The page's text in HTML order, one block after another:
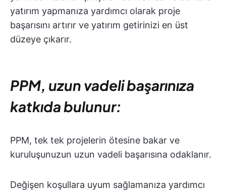
yatırım yapmanıza yardımcı olarak proje
başarısını artırır ve yatırım getirinizi en üst
düzeye çıkarır.
PPM, uzun vadeli başarınıza
katkıda bulunur:
PPM, tek tek projelerin ötesine bakar ve
kuruluşunuzun uzun vadeli başarısına odaklanır.
Değişen koşullara uyum sağlamanıza yardımcı